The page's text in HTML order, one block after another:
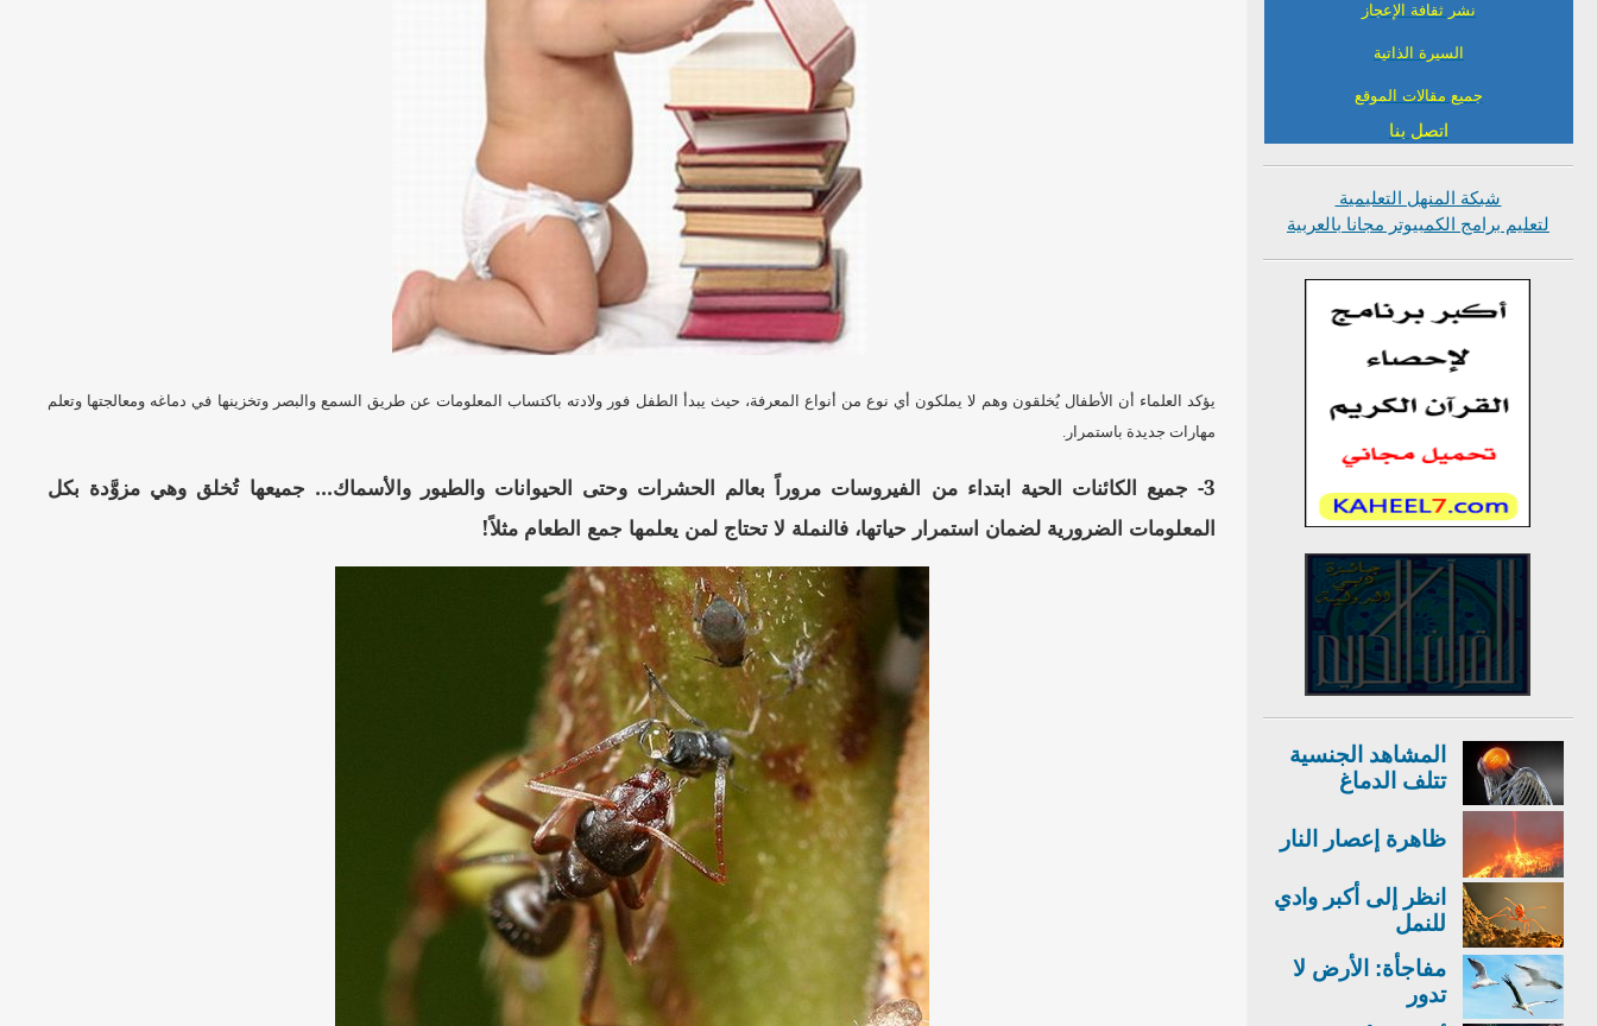
يؤكد العلماء أن الأطفال يُخلقون وهم لا يملكون أي نوع من أنواع المعرفة، حيث يبدأ الطفل فور ولادته باكتساب المعلومات عن طريق السمع والبصر وتخزينها في دماغه ومعالجتها وتعلم
مهارات جديدة باستمرار.
3- جميع الكائنات الحية ابتداء من الفيروسات مروراً بعالم الحشرات وحتى الحيوانات والطيور والأسماك... جميعها تُخلق وهي مزوَّدة بكل
المعلومات الضرورية لضمان استمرار حياتها، فالنملة لا تحتاج لمن يعلمها جمع الطعام مثلاً!
نشر ثقافة الإعجاز
السيرة الذاتية
جميع مقالات الموقع
اتصل بنا
شبكة المنهل التعليمية
لتعليم برامج الكمبيوتر مجانا بالعربية
المشاهد الجنسية
تتلف الدماغ
ظاهرة إعصار النار
انظر إلى أكبر وادي
للنمل
مفاجأة: الأرض لا
تدور